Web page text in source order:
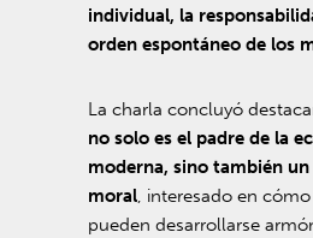
individual, la
orden espontáneo de los
La charla concluyó
no solo es el padre de la
moderna, sino también
moral, interesado en
pueden desarrollarse